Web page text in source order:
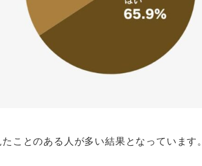
ことのある人が多い結果となっています。